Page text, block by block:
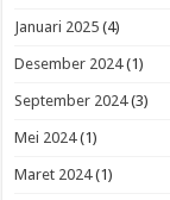
Januari 2025 (4)
Desember 2024(1)
September 2024(3)
Mei 2024(1)
Maret 2024(1)